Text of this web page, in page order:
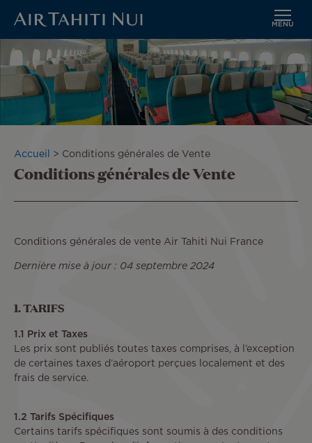
contenu
principal
MENU
Fil
d'Ariane
Accueil Conditions générales de Vente
Conditions générales de Vente
Conditions générales de vente Air Tahiti Nui France
Dernière mise à jour : 04 septembre 2024
1. TARIFS
1.1 Prix et Taxes
Les prix sont publiés toutes taxes comprises, à l’exception
de certaines taxes d’aéroport perçues localement et des
frais de service.
1.2 Tarifs Spécifiques
Certains tarifs spécifiques sont soumis à des conditions